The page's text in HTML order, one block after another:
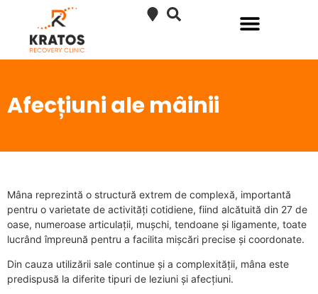
Afecțiuni ale mâinii
Mâna reprezintă o structură extrem de complexă, importantă
pentru o varietate de activități cotidiene, fiind alcătuită din 27 de
oase, numeroase articulații, mușchi, tendoane și ligamente, toate
lucrând împreună pentru a facilita mișcări precise și coordonate.
Din cauza utilizării sale continue și a complexității, mâna este
predispusă la diferite tipuri de leziuni și afecțiuni.